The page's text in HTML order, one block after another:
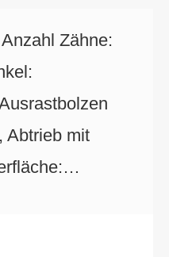
Anzahl Zähne:
Abtrieb mit